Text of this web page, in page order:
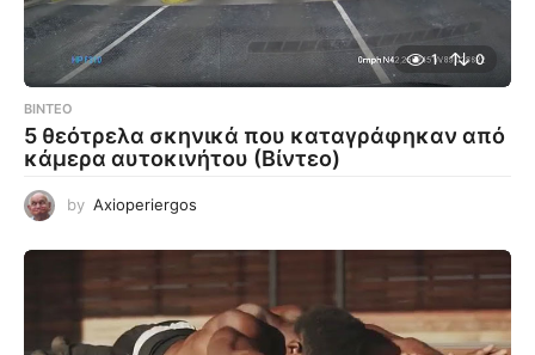
1 0
ΒΊΝΤΕΟ
5 θεότρελα σκηνικά που καταγράφηκαν από
κάμερα αυτοκινήτου (Βίντεο)
by Axioperiergos